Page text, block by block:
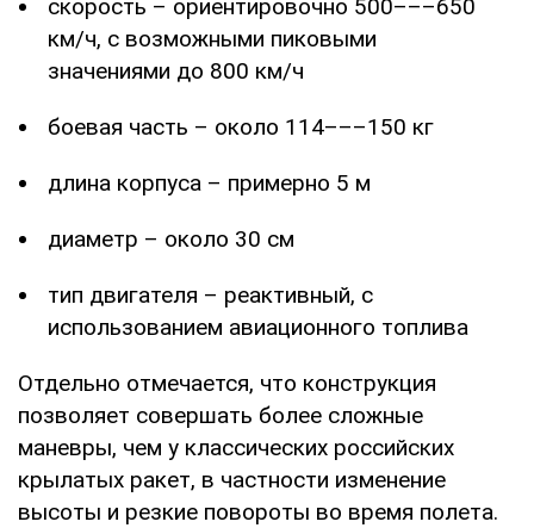
скорость – ориентировочно 500–––650
км/ч, с возможными пиковыми
значениями до 800 км/ч
боевая часть – около 114–––150 кг
длина корпуса – примерно 5 м
диаметр – около 30 см
тип двигателя – реактивный, с
использованием авиационного топлива
Отдельно отмечается, что конструкция
позволяет совершать более сложные
маневры, чем у классических российских
крылатых ракет, в частности изменение
высоты и резкие повороты во время полета.